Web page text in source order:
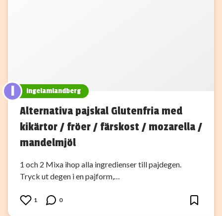
I ingelamlandberg
Alternativa pajskal Glutenfria med
kikärtor / fröer / färskost / mozarella /
mandelmjöl
1 och 2 Mixa ihop alla ingredienser till pajdegen.
Tryck ut degen i en pajform,…
1 0